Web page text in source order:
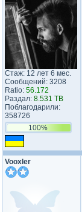
Стаж: 12 лет 6 мес.
Сообщений: 3208
Ratio: 56.172
Раздал: 8.531 TB
Поблагодарили:
358726
100%
Vooxler